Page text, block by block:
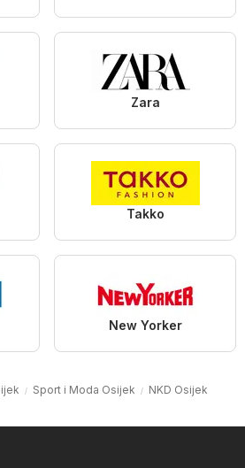
Zara
Takko
New Yorker
Sport i Moda Osijek NKD Osijek